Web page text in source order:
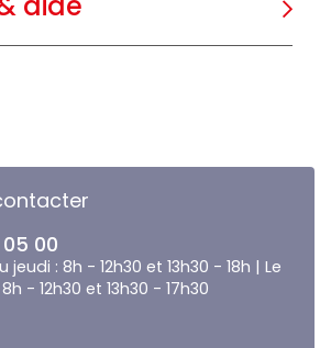
05 00
jeudi : 8h - 12h30 et 13h30 - 18h | Le
- 12h30 et 13h30 - 17h30